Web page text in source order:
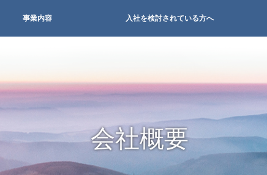
事業内容 入社を検討されている方へ
会社概要